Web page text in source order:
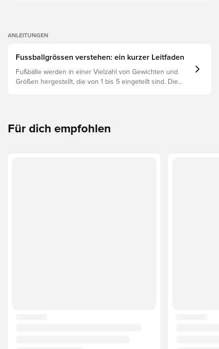
ANLEITUNGEN
Fussballgrössen verstehen: ein kurzer Leitfaden
Fußbälle werden in einer Vielzahl von Gewichten und
Größen hergestellt, die von 1 bis 5 eingeteilt sind. Die
Für dich empfohlen